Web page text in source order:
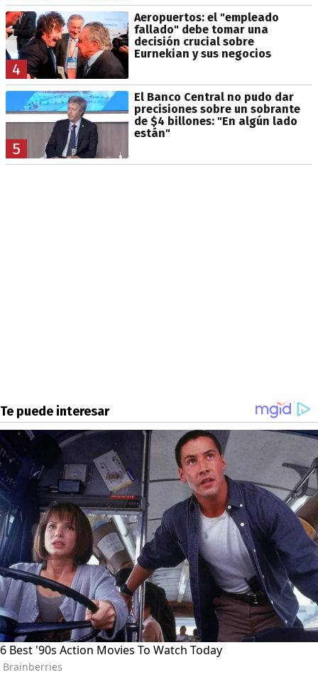
4
Aeropuertos: el "empleado
fallado" debe tomar una
decisión crucial sobre
Eurnekian y sus negocios
5
El Banco Central no pudo dar
precisiones sobre un sobrante
de $4 billones: "En algún lado
están"